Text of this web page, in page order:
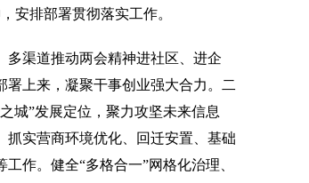
排部署贯彻落实工作。
渠道推动两会精神进社区、进企
上来，凝聚干事创业强大合力。二
城”发展定位，聚力攻坚未来信息
实营商环境优化、回迁安置、基础
作。健全“多格合一”网格化治理、